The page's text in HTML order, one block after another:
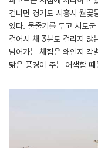
건너면 경기도 시흥시 월곶
있다. 물줄기를 두고 시도
걸어서 채 3분도 걸리지 않
넘어가는 체험은 왜인지 각
닮은 풍경이 주는 어색함 때